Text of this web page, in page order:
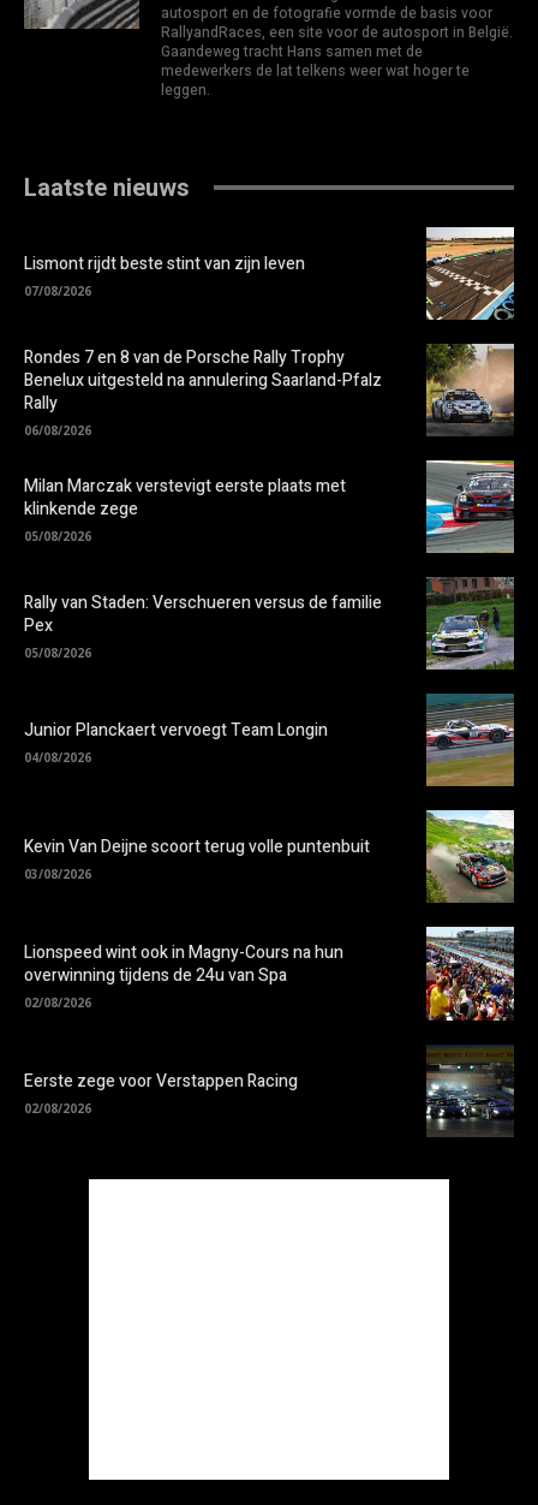
autosport en de fotografie vormde de basis voor
RallyandRaces, een site voor de autosport in België.
Gaandeweg tracht Hans samen met de
medewerkers de lat telkens weer wat hoger te
leggen.
Laatste nieuws
Lismont rijdt beste stint van zijn leven
07/08/2026
Rondes 7 en 8 van de Porsche Rally Trophy
Benelux uitgesteld na annulering Saarland-Pfalz
Rally
06/08/2026
Milan Marczak verstevigt eerste plaats met
klinkende zege
05/08/2026
Rally van Staden: Verschueren versus de familie
Pex
05/08/2026
Junior Planckaert vervoegt Team Longin
04/08/2026
Kevin Van Deijne scoort terug volle puntenbuit
03/08/2026
Lionspeed wint ook in Magny-Cours na hun
overwinning tijdens de 24u van Spa
02/08/2026
Eerste zege voor Verstappen Racing
02/08/2026